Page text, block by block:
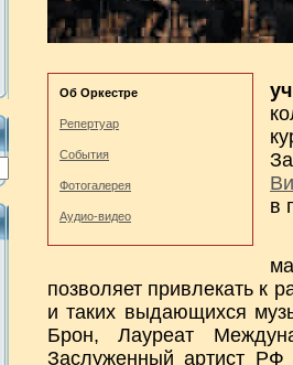
Об Оркестре
Репертуар
События
Фотогалерея
Аудио-видео
в
позволяет привлекать к
и таких выдающихся
Брон, Лауреат
Заслуженный артист РФ